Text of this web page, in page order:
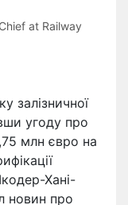
at Railway
залізничної
угоду про
млн євро на
Хані-
новин про